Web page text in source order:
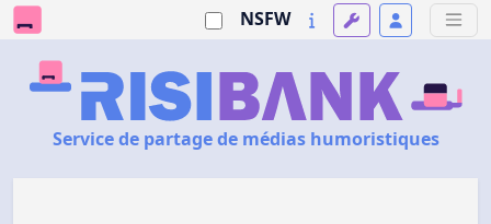
NSFW
Service de partage de médias humoristiques